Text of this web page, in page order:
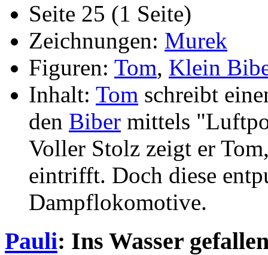
Seite 25 (1 Seite)
Zeichnungen: Murek
Figuren: Tom, Klein
Inhalt: Tom schreibt
den Biber mittels
Voller Stolz zeigt er
eintrifft. Doch diese
Dampflokomotive.
Pauli: Ins Wasser